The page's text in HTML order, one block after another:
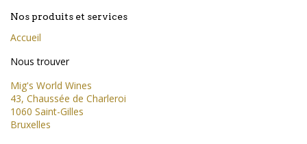
Nos produits et services
Accueil
Nous trouver
Mig's World Wines
43, Chaussée de Charleroi
1060 Saint-Gilles
Bruxelles